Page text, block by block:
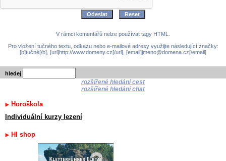
V rámci komentářů nelze používat tagy HTML.
Pro vložení tučného textu, odkazu nebo e-mailové adresy využijte následující značky:
[b]tučné[/b], [url]http://www.domeny.cz[/url], [email]jmeno@domena.cz[/email]
hledej
rozšířené hledání cest
rozšířené hledání chat
Horoškola
Individuální kurzy lezení
HI shop